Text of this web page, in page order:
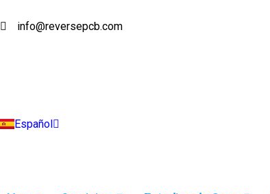
al
info@reversepcb.com
Español
English
Indonesia